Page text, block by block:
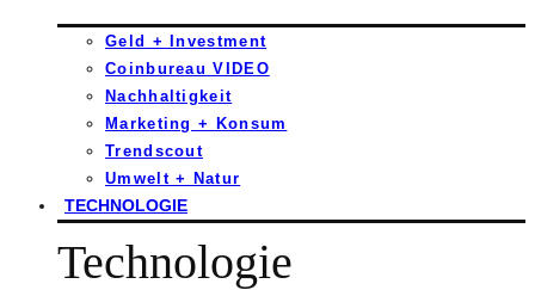
Geld + Investment
Coinbureau VIDEO
Nachhaltigkeit
Marketing + Konsum
Trendscout
Umwelt + Natur
TECHNOLOGIE
Technologie